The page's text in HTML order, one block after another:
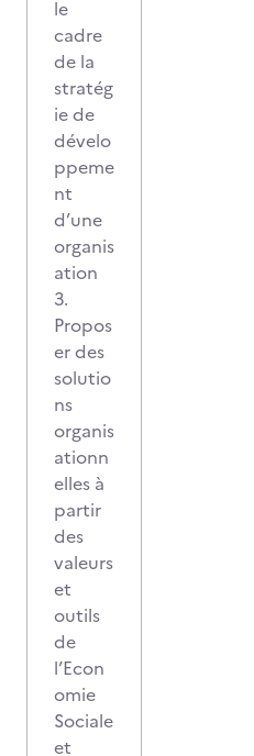
le
cadre
de la
stratég
ie de
dévelo
ppeme
nt
d’une
organis
ation
3.
Propos
er des
solutio
ns
organis
ationn
elles à
partir
des
valeurs
et
outils
de
l’Econ
omie
Sociale
et